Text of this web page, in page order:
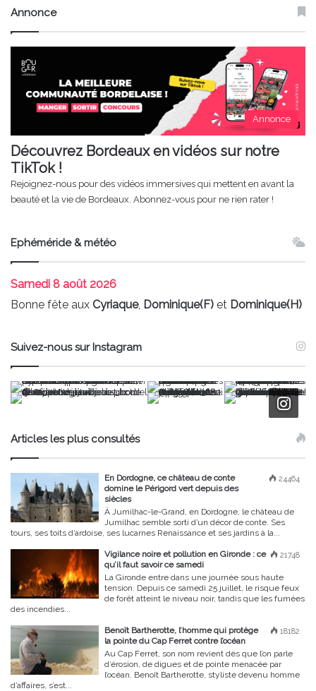
Annonce
Annonce
Découvrez Bordeaux en vidéos sur notre
TikTok !
Rejoignez-nous pour des vidéos immersives qui mettent en avant la
beauté et la vie de Bordeaux. Abonnez-vous pour ne rien rater !
Ephéméride & météo
Samedi 8 août 2026
Bonne fête aux Cyriaque, Dominique(F) et Dominique(H)
Suivez-nous sur Instagram
Articles les plus consultés
24464
En Dordogne, ce château de conte
domine le Périgord vert depuis des
siècles
À Jumilhac-le-Grand, en Dordogne, le château de
Jumilhac semble sorti d’un décor de conte. Ses
tours, ses toits d’ardoise, ses lucarnes Renaissance et ses jardins à la...
21748
Vigilance noire et pollution en Gironde : ce
qu’il faut savoir ce samedi
La Gironde entre dans une journée sous haute
tension. Depuis ce samedi 25 juillet, le risque feux
de forêt atteint le niveau noir, tandis que les fumées
des incendies...
18182
Benoît Bartherotte, l’homme qui protège
la pointe du Cap Ferret contre l’océan
Au Cap Ferret, son nom revient dès que l’on parle
d’érosion, de digues et de pointe menacée par
l’océan. Benoît Bartherotte, styliste devenu homme
d’affaires, s’est...